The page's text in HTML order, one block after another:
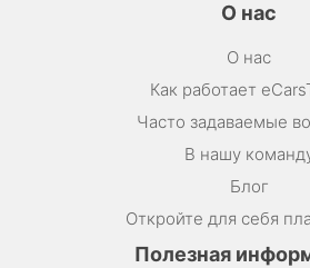
О нас
О нас
Как работает
Часто задаваемые
В нашу
Блог
Откройте для себя
Полезная